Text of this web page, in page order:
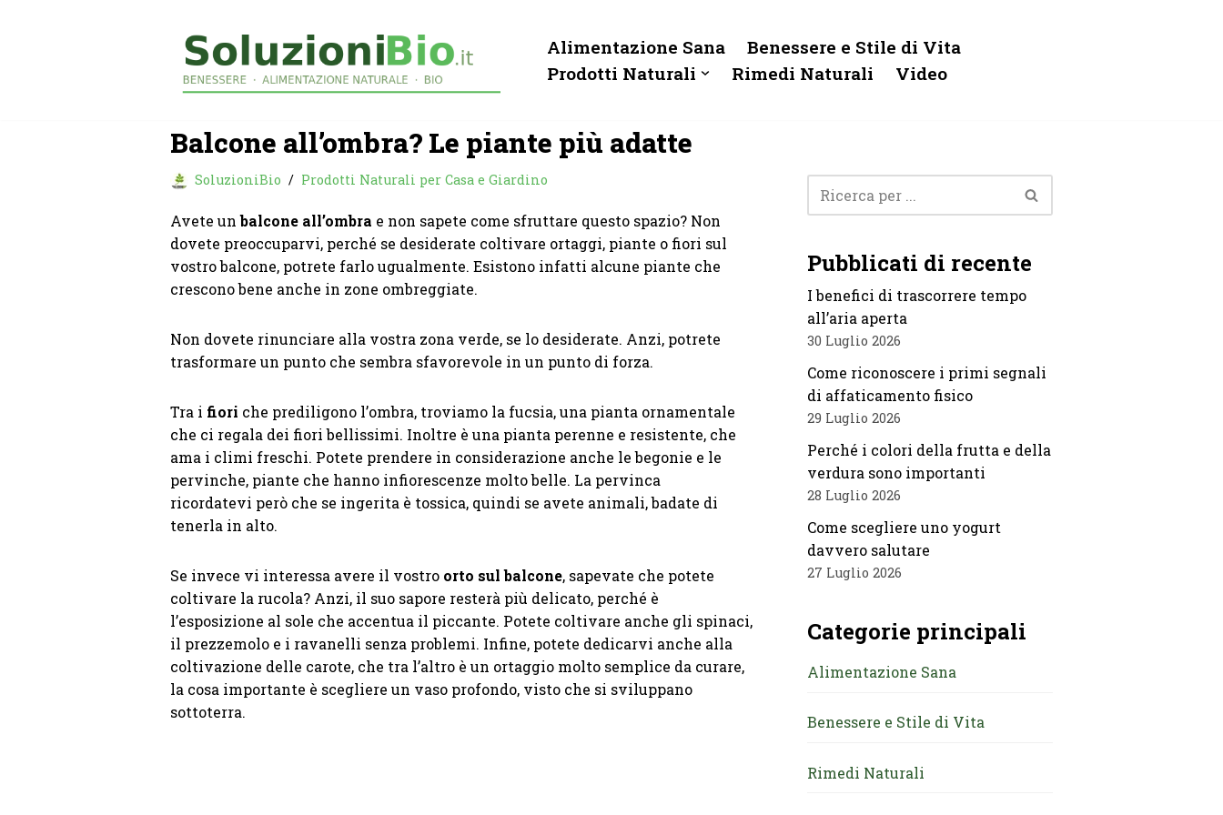
Alimentazione Sana
Benessere e Stile di Vita
Prodotti Naturali
Rimedi Naturali Video
Balcone all’ombra? Le piante più adatte
SoluzioniBio Prodotti Naturali per Casa e Giardino
Avete unbalcone all’ombra e non sapete come sfruttare questo spazio? Non
dovete preoccuparvi, perché se desiderate coltivare ortaggi, piante o fiori sul
vostro balcone, potrete farlo ugualmente. Esistono infatti alcune piante che
crescono bene anche in zone ombreggiate.
Non dovete rinunciare alla vostra zona verde, se lo desiderate. Anzi, potrete
trasformare un punto che sembra sfavorevole in un punto di forza.
Tra i fiori che prediligono l’ombra, troviamo la fucsia, una pianta ornamentale
che ci regala dei fiori bellissimi. Inoltre è una pianta perenne e resistente, che
ama i climi freschi. Potete prendere in considerazione anche le begonie e le
pervinche, piante che hanno infiorescenze molto belle. La pervinca
ricordatevi però che se ingerita è tossica, quindi se avete animali, badate di
tenerla in alto.
Se invece vi interessa avere il vostro orto sul balcone, sapevate che potete
coltivare la rucola? Anzi, il suo sapore resterà più delicato, perché è
l’esposizione al sole che accentua il piccante. Potete coltivare anche gli spinaci,
il prezzemolo e i ravanelli senza problemi. Infine, potete dedicarvi anche alla
coltivazione delle carote, che tra l’altro è un ortaggio molto semplice da curare,
la cosa importante è scegliere un vaso profondo, visto che si sviluppano
sottoterra.
Pubblicati di recente
I benefici di trascorrere tempo
all’aria aperta
30 Luglio 2026
Come riconoscere i primi segnali
di affaticamento fisico
29 Luglio 2026
Perché i colori della frutta e della
verdura sono importanti
28 Luglio 2026
Come scegliere uno yogurt
davvero salutare
27 Luglio 2026
Categorie principali
Alimentazione Sana
Benessere e Stile di Vita
Rimedi Naturali